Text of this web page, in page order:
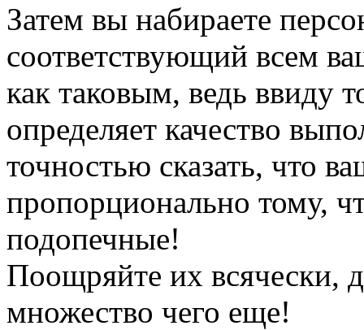
Затем вы набираете
соответствующий всем
как таковым, ведь ввиду
определяет качество
точностью сказать, что
пропорционально тому,
подопечные!
Поощряйте их всячески,
множество чего еще!